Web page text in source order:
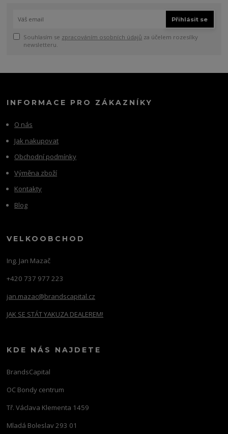
Přihlásit se
Souhlasím se zpracováním osobních údajů za účelem rozesílky
newsletteru.
INFORMACE PRO ZÁKAZNÍKY
O nás
Jak nakupovat
Obchodní podmínky
Výměna zboží
Kontakty
Blog
VELKOOBCHOD
Ing. Jan Mazač
+420 737 977 223
jan.mazac@brandscapital.cz
JAK SE STÁT YAKUZA DEALEREM!
KDE NÁS NAJDETE
BrandsCapital
OC Bondy centrum
Tř. Václava Klementa 1459
Mladá Boleslav 293 01